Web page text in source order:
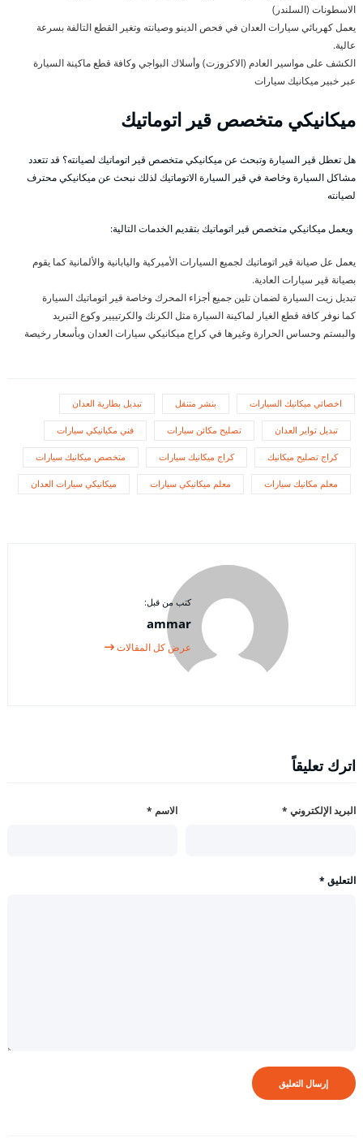
الاسطونات (السلندر)
يعمل كهربائي سيارات العدان في فحص الدينو وصيانته وتغير القطع التالفة بسرعة
عالية.
الكشف على مواسير العادم (الاكزوزت) وأسلاك البواجي وكافة قطع ماكينة السيارة
عبر خبير ميكانيك سيارات
ميكانيكي متخصص قير اتوماتيك
هل تعطل قير السيارة وتبحث عن ميكانيكي متخصص قير اتوماتيك لصيانته؟ قد تتعدد
مشاكل السيارة وخاصة في قير السيارة الاتوماتيك لذلك نبحث عن ميكانيكي محترف
لصيانته
ويعمل ميكانيكي متخصص قير اتوماتيك بتقديم الخدمات التالية:
يعمل عل صيانة قير اتوماتيك لجميع السيارات الأميركية واليابانية والألمانية كما يقوم
بصيانة قير سيارات العادية.
تبديل زيت السيارة لضمان تلين جميع أجزاء المحرك وخاصة قير اتوماتيك السيارة
كما نوفر كافة قطع الغيار لماكينة السيارة مثل الكرنك والكرتييير وكوع التبريد
والبستم وحساس الحرارة وغيرها في كراج ميكانيكي سيارات العدان وبأسعار رخيصة
اخصائي ميكانيك السيارات بنشر متنقل تبديل بطارية العدان
تبديل تواير العدان تصليح مكائن سيارات فني مكيانيكي سيارات
كراج تصليح ميكانيك كراج ميكانيك سيارات متخصص ميكانيك سيارات
معلم مكانيك سيارات معلم ميكانيكي سيارات ميكانيكي سيارات العدان
كتب من قبل:
ammar
عرض كل المقالات
اترك تعليقاً
الاسم * البريد الإلكتروني *
التعليق *